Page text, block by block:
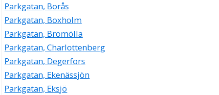
Parkgatan, Borås
Parkgatan, Boxholm
Parkgatan, Bromölla
Parkgatan, Charlottenberg
Parkgatan, Degerfors
Parkgatan, Ekenässjön
Parkgatan, Eksjö